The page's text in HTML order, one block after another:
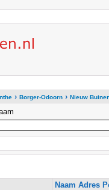
› Borger-Odoorn› Nieuw
Naam Adres